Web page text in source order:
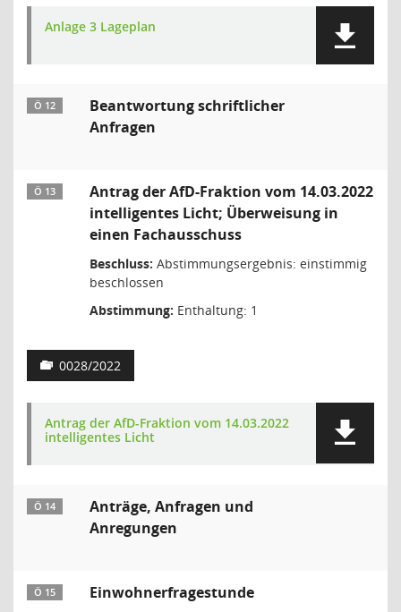
Anlage 3 Lageplan
Ö 12
Beantwortung schriftlicher
Anfragen
Ö 13
Antrag der AfD-Fraktion vom 14.03.2022
intelligentes Licht; Überweisung in
einen Fachausschuss
Beschluss: Abstimmungsergebnis: einstimmig
beschlossen
Abstimmung: Enthaltung: 1
0028/2022
Antrag der AfD-Fraktion vom 14.03.2022
intelligentes Licht
Ö 14
Anträge, Anfragen und
Anregungen
Ö 15 Einwohnerfragestunde